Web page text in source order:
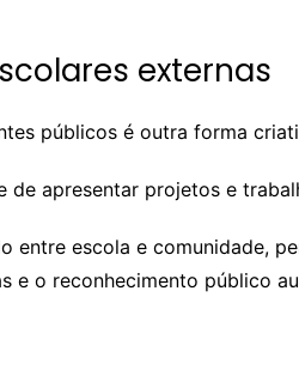
externas
públicos é outra forma
de apresentar projetos e
entre escola e comunidade,
e o reconhecimento público